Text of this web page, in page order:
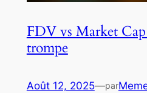
FDV vs Market
trompe
Août 12, 2025—par